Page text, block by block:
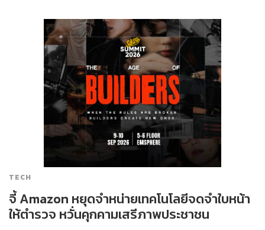
TECH
จี้ Amazon หยุดจำหน่ายเทคโนโลยีจดจำใบหน้า
ให้ตำรวจ หวั่นคุกคามเสรีภาพประชาชน